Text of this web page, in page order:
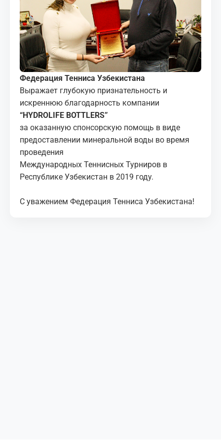
МЕДИА
КОРТЫ
КОНТАКТЫ
UZ-PIN
Федерация Тенниса Узбекистана
Выражает глубокую признательность и
искреннюю благодарность компании
“HYDROLIFE BOTTLERS”
за оказанную спонсорскую помощь в виде
предоставлении минеральной воды во время
проведения
Международных Теннисных Турниров в
Республике Узбекистан в 2019 году.
С уважением Федерация Тенниса Узбекистана!